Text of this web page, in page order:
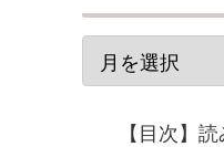
【目次】